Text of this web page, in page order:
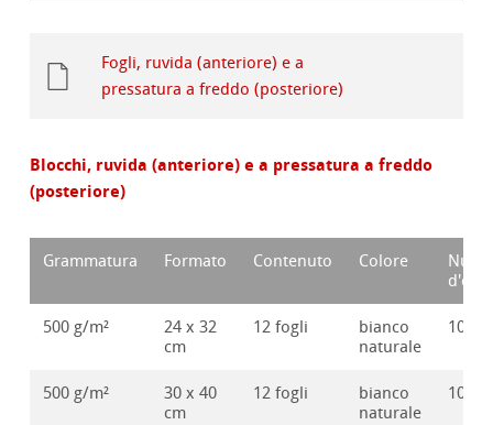
Fogli, ruvida (anteriore) e a
pressatura a freddo (posteriore)
Blocchi, ruvida (anteriore) e a pressatura a freddo
(posteriore)
Grammatura Formato Contenuto Colore
500 g/m²
24 x 32
cm
12 fogli
bianco
naturale
500 g/m²
30 x 40
cm
12 fogli
bianco
naturale